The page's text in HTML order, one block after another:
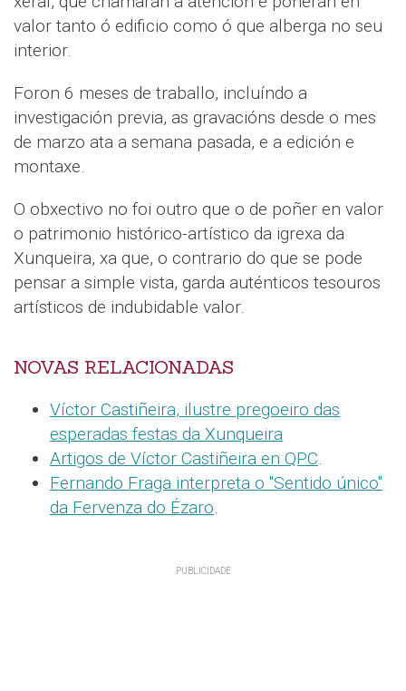
valor tanto ó edificio como ó que alberga no seu
interior.
Foron 6 meses de traballo, incluíndo a
investigación previa, as gravacións desde o mes
de marzo ata a semana pasada, e a edición e
montaxe.
O obxectivo no foi outro que o de poñer en valor
o patrimonio histórico-artístico da igrexa da
Xunqueira, xa que, o contrario do que se pode
pensar a simple vista, garda auténticos tesouros
artísticos de indubidable valor.
NOVAS RELACIONADAS
Víctor Castiñeira, ilustre pregoeiro das
esperadas festas da Xunqueira
Artigos de Víctor Castiñeira en QPC.
Fernando Fraga interpreta o "Sentido único"
da Fervenza do Ézaro.